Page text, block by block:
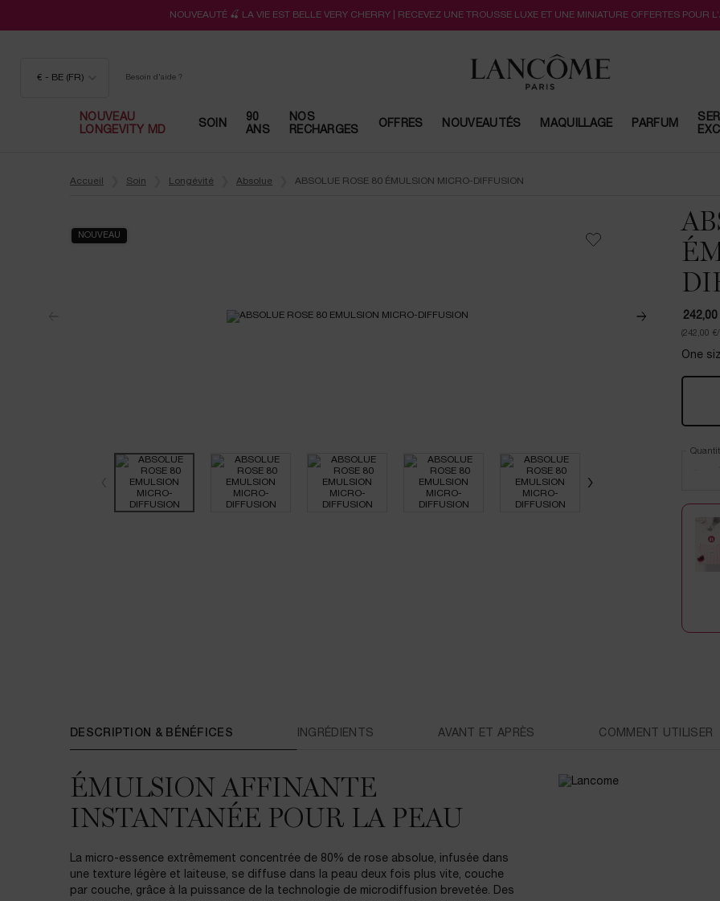
NOUVEAUTÉ 🍒 LA VIE EST BELLE VERY CHERRY | RECEVEZ UNE TROUSSE LUXE ET UNE MINIATURE OFFERTES POUR
€ - BE (FR) Besoin d'aide ?
NOUVEAU
LONGEVITY MD
SOIN
90
ANS
NOS
RECHARGES
OFFRES NOUVEAUTÉS MAQUILLAGE PARFUM
Accueil Soin Longévité Absolue ABSOLUE ROSE 80 ÉMULSION MICRO-DIFFUSION
242,00
(242,00
NOUVEAU
One
DESCRIPTION & BÉNÉFICES INGRÉDIENTS AVANT ET APRÈS COMMENT UTILISER
ÉMULSION AFFINANTE
INSTANTANÉE POUR LA PEAU
La micro-essence extrêmement concentrée de 80% de rose absolue, infusée dans
une texture légère et laiteuse, se diffuse dans la peau deux fois plus vite, couche
par couche, grâce à la puissance de la technologie de microdiffusion brevetée. Des